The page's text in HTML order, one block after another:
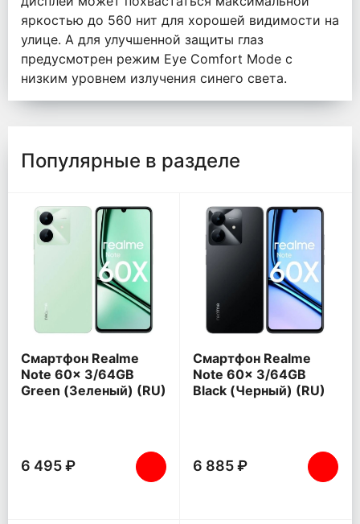
яркостью до 560 нит для хорошей видимости на
улице. А для улучшенной защиты глаз
предусмотрен режим Eye Comfort Mode с
низким уровнем излучения синего света.
Популярные в разделе
Смартфон Realme
Note 60x 3/64GB
Green (Зеленый) (RU)
6 495 ₽
Смартфон Realme
Note 60x 3/64GB
Black (Черный) (RU)
6 885 ₽